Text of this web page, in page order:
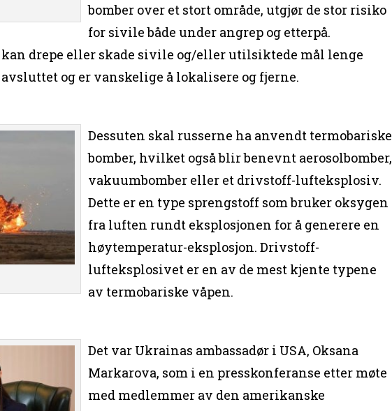
bomber over et stort område, utgjør de stor risiko
for sivile både under angrep og etterpå.
kan drepe eller skade sivile og/eller utilsiktede mål lenge
og er vanskelige å lokalisere og fjerne.
Dessuten skal russerne ha anvendt termobariske
bomber, hvilket også blir benevnt aerosolbomber,
vakuumbomber eller et drivstoff-lufteksplosiv.
Dette er en type sprengstoff som bruker oksygen
fra luften rundt eksplosjonen for å generere en
høytemperatur-eksplosjon. Drivstoff-
lufteksplosivet er en av de mest kjente typene
av termobariske våpen.
Det var Ukrainas ambassadør i USA, Oksana
Markarova, som i en presskonferanse etter møte
med medlemmer av den amerikanske